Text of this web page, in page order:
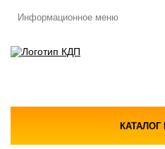
Информационное меню
КАТАЛОГ